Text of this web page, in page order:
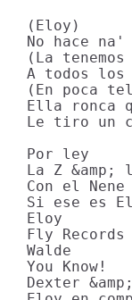
(Eloy)
No hace
(La
A todos los
(En poca
Ella ronca
Le tiro un
Por ley
La Z &amp;
Con el
Si ese es
Eloy
Fly Records
Walde
You Know!
Dexter